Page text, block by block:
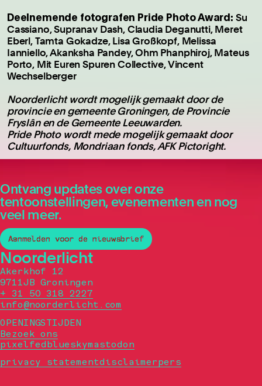
Deelnemende fotografen Pride Photo Award: Su
Cassiano, Supranav Dash, Claudia Deganutti, Meret
Eberl, Tamta Gokadze, Lisa Großkopf, Melissa
Ianniello, Akanksha Pandey, Ohm Phanphiroj, Mateus
Porto, Mit Euren Spuren Collective, Vincent
Wechselberger
Noorderlicht wordt mogelijk gemaakt door de
provincie en gemeente Groningen, de Provincie
Fryslân en de Gemeente Leeuwarden.
Pride Photo wordt mede mogelijk gemaakt door
Cultuurfonds, Mondriaan fonds, AFK Pictoright.
Ontvang updates over onze
tentoonstellingen, evenementen en nog
veel meer.
Aanmelden voor de nieuwsbrief
Noorderlicht
Akerkhof 12
9711JB Groningen
+ 31 50 318 2227
info@noorderlicht.com
OPENINGSTIJDEN
Bezoek ons
pixelfedblueskymastodon
privacy statementdisclaimerpers